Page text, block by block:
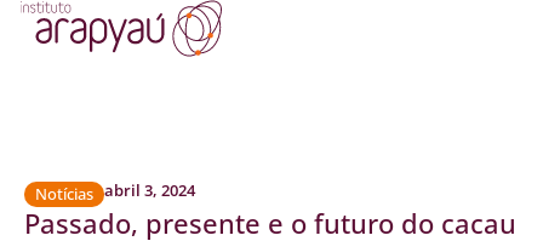
Notícias abril 3, 2024
Passado, presente e o futuro do cacau